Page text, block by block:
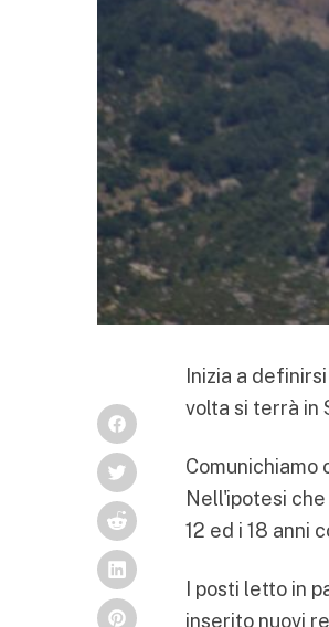
Inizia a
volta si terrà in
Comunichiamo
Nell'ipotesi
12 ed i 18 anni
I posti letto in
inserito nuovi